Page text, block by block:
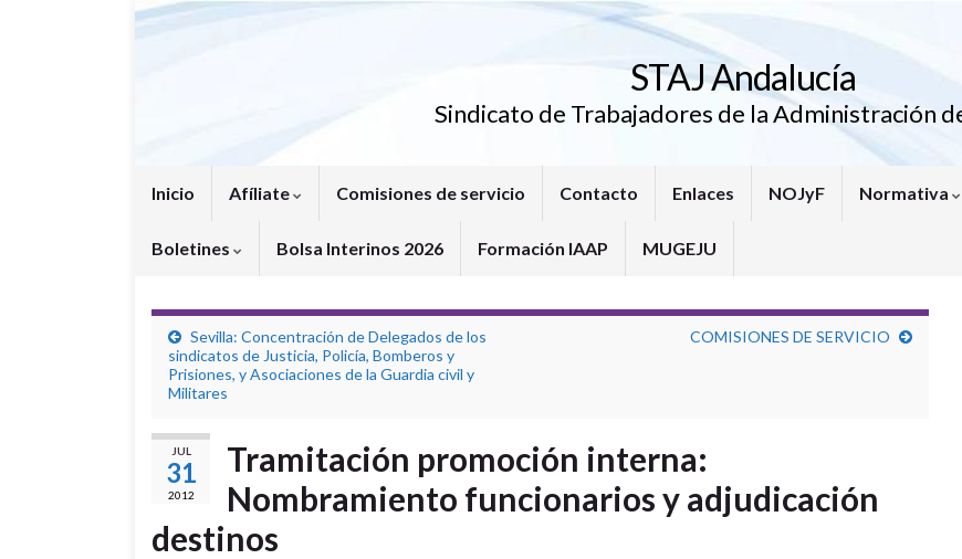
STAJ Andalucía
Sindicato de Trabajadores de la Administración
Inicio Afíliate Comisiones de servicio Contacto Enlaces NOJyF Normativa
Boletines Bolsa Interinos 2026 Formación IAAP MUGEJU
Sevilla: Concentración de Delegados de los
sindicatos de Justicia, Policía, Bomberos y
Prisiones, y Asociaciones de la Guardia civil y
Militares
COMISIONES DE SERVICIO
JUL
31
2012
Tramitación promoción interna:
Nombramiento funcionarios y adjudicación
destinos